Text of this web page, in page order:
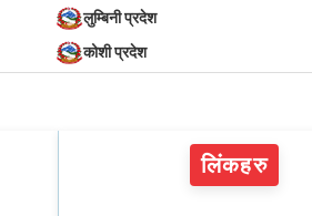
लुम्बिनी प्रदेश
कोशी प्रदेश
लिंकहरु